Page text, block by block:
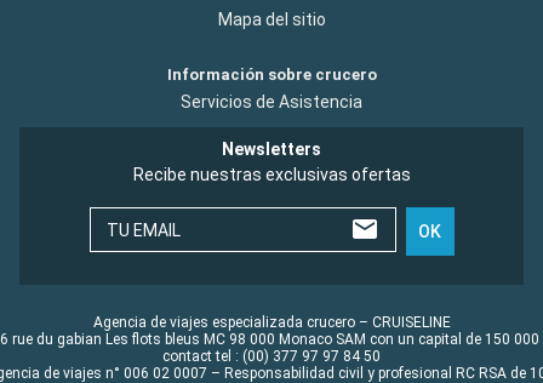
Mapa del sitio
Información sobre crucero
Servicios de Asistencia
Newsletters
Recibe nuestras exclusivas ofertas
TU EMAIL OK
Agencia de viajes especializada crucero – CRUISELINE
rue du gabian Les flots bleus MC 98 000 Monaco SAM con un capital de 150 000
contact tel : (00) 377 97 97 84 50
de viajes n° 006 02 0007 – Responsabilidad civil y profesional RC RSA de